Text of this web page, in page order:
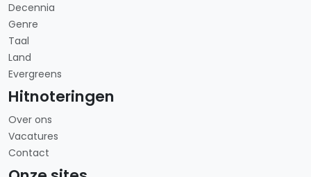
Decennia
Genre
Taal
Land
Evergreens
Hitnoteringen
Over ons
Vacatures
Contact